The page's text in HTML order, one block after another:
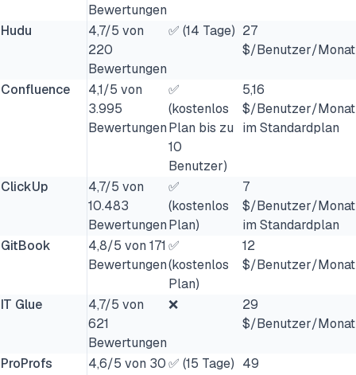
Bewertungen
Hudu
4,7/5 von
220
Bewertungen
✅ (14 Tage) 27
$/Benutzer/Monat
Confluence
4,1/5 von
3.995
Bewertungen
✅
(kostenlos
Plan bis zu
10
Benutzer)
5,16
$/Benutzer/Monat
im Standardplan
ClickUp
4,7/5 von
10.483
Bewertungen
✅
(kostenlos
Plan)
7
$/Benutzer/Monat
im Standardplan
GitBook
4,8/5 von 171
Bewertungen
✅
(kostenlos
Plan)
12
$/Benutzer/Monat
IT Glue
4,7/5 von
621
Bewertungen
❌
29
$/Benutzer/Monat
ProProfs
4,6/5 von 30✅ (15 Tage) 49